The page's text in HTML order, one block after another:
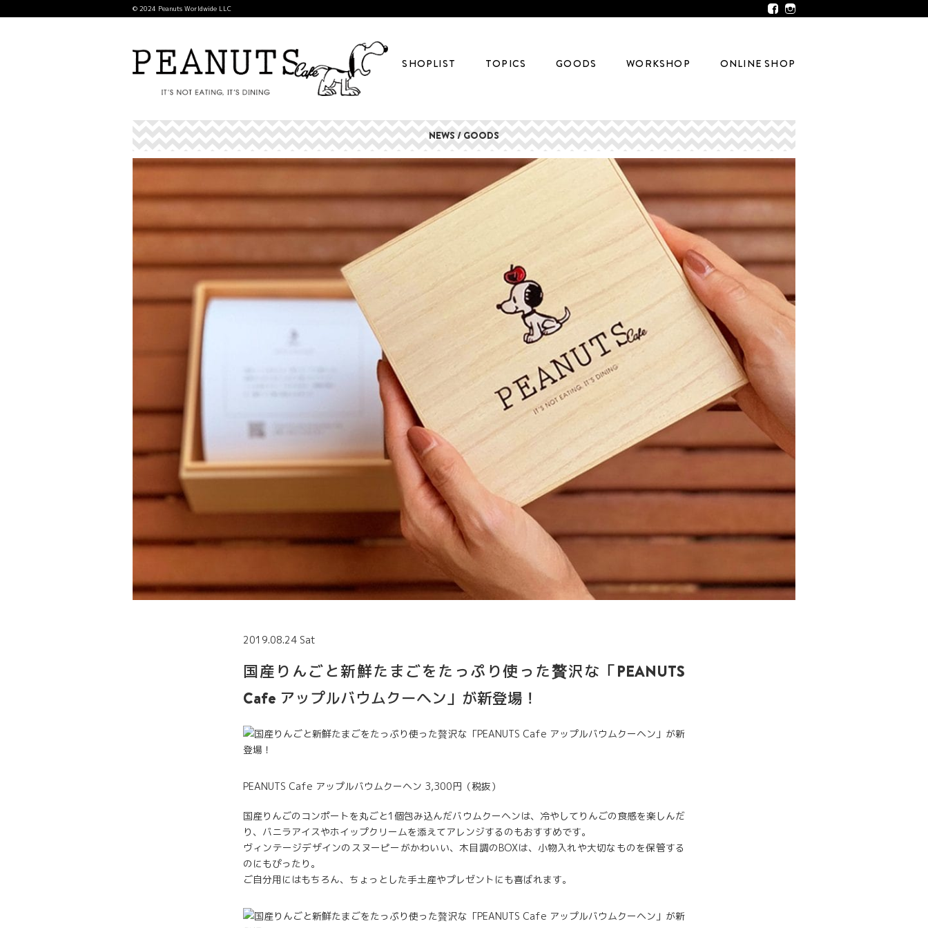
SHOPLIST TOPICS GOODS WORKSHOP ONLINE SHOP
© 2024 Peanuts Worldwide LLC
NEWS / GOODS
2019.08.24 Sat
国産りんごと新鮮たまごをたっぷり使った贅沢な「PEANUTS
Cafe アップルバウムクーヘン」が新登場！
PEANUTS Cafe アップルバウムクーヘン 3,300円（税抜）
国産りんごのコンポートを丸ごと1個包み込んだバウムクーヘンは、冷やしてりんごの食感を楽しんだ
り、バニラアイスやホイップクリームを添えてアレンジするのもおすすめです。
ヴィンテージデザインのスヌーピーがかわいい、木目調のBOXは、小物入れや大切なものを保管する
のにもぴったり。
ご自分用にはもちろん、ちょっとした手土産やプレゼントにも喜ばれます。